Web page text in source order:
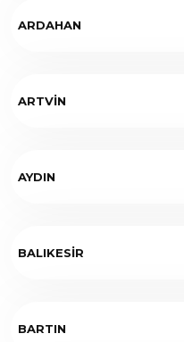
ARDAHAN
ARTVİN
AYDIN
BALIKESİR
BARTIN